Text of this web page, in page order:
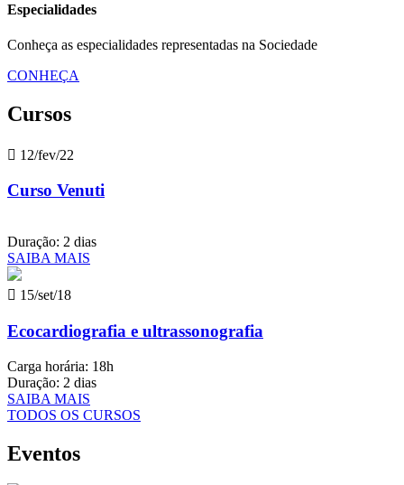
Especialidades
Conheça as especialidades representadas na Sociedade
CONHEÇA
Cursos
 12/fev/22
Curso Venuti
Duração: 2 dias
SAIBA MAIS
 15/set/18
Ecocardiografia e ultrassonografia
Carga horária: 18h
Duração: 2 dias
SAIBA MAIS
TODOS OS CURSOS
Eventos